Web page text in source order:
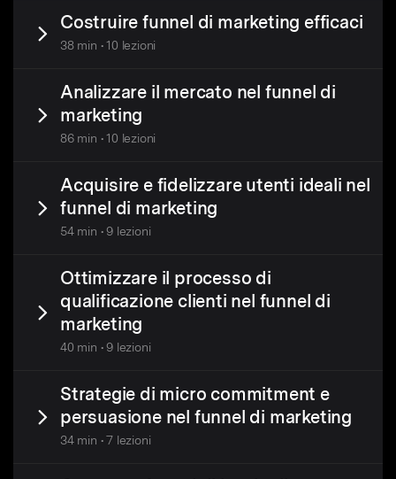
Costruire funnel di marketing efficaci
38 min • 10 lezioni
Analizzare il mercato nel funnel di
marketing
86 min • 10 lezioni
Acquisire e fidelizzare utenti ideali nel
funnel di marketing
54 min • 9 lezioni
Ottimizzare il processo di
qualificazione clienti nel funnel di
marketing
40 min • 9 lezioni
Strategie di micro commitment e
persuasione nel funnel di marketing
34 min • 7 lezioni